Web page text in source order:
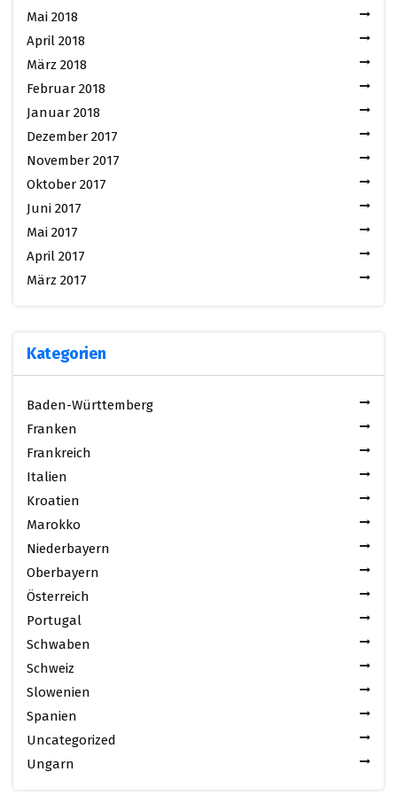
Mai 2018
April 2018
März 2018
Februar 2018
Januar 2018
Dezember 2017
November 2017
Oktober 2017
Juni 2017
Mai 2017
April 2017
März 2017
Kategorien
Baden-Württemberg
Franken
Frankreich
Italien
Kroatien
Marokko
Niederbayern
Oberbayern
Österreich
Portugal
Schwaben
Schweiz
Slowenien
Spanien
Uncategorized
Ungarn